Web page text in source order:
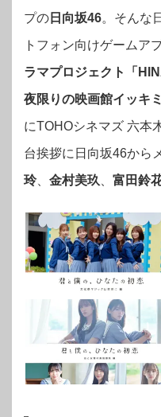
プの 日向坂46。そんな
トフォン向けゲームア
ラマプロジェクト「
夜限りの映画館イッキ
にTOHOシネマズ 六本
台挨拶に 日向坂46から
玲、 金村美玖 富田鈴